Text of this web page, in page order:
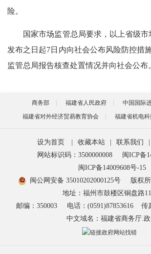
险。
国家市场监管总局要求，以上省级市
发布之日起7日内向社会公布风险防控措
监管总局报告核查处置情况并向社会公布
商务部 福建省人民政府
中国国际
福建省对外经济贸易教育协会
福建省机电
设为首页 收藏本站 联系我们
网站标识码：3500000008
闽ICP备
闽ICP备14009608号-15
闽公网安备 35010202000125号
版权
地址：福州市鼓楼区铜盘路
邮编：350003
电话：(0591)87853616
传
中文域名：福建省商务厅.